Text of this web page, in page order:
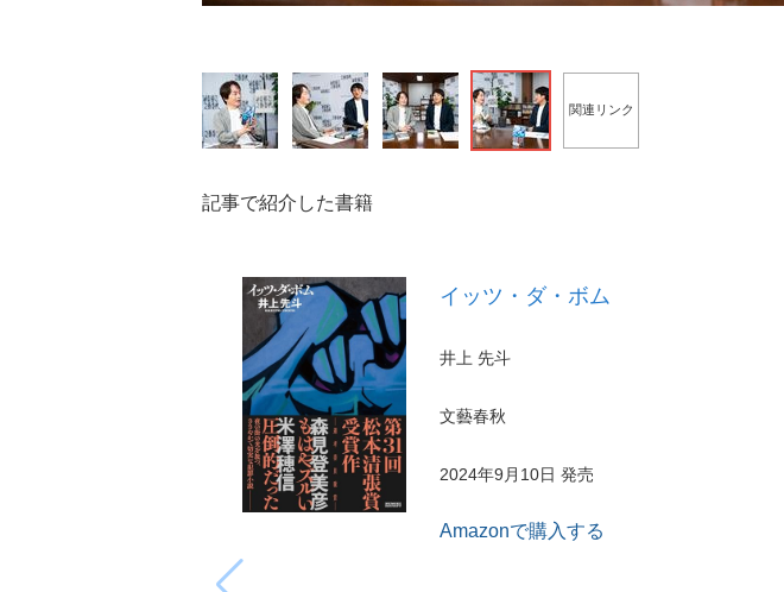
関連リンク
記事で紹介した書籍
イッツ・ダ・ボム
井上 先斗
文藝春秋
2024年9月10日 発売
Amazonで購入する